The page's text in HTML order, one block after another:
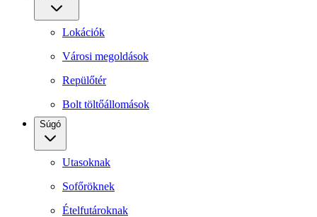
Lokációk
Városi megoldások
Repülőtér
Bolt töltőállomások
Súgó
Utasoknak
Sofőröknek
Ételfutároknak